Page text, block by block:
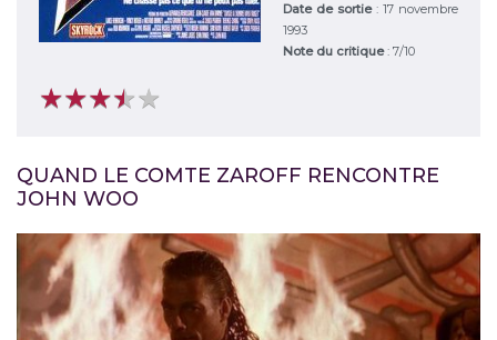
Date de sortie : 17 novembre
1993
Note du critique: 7/10
★★★★★
★★★★★
QUAND LE COMTE ZAROFF RENCONTRE
JOHN WOO